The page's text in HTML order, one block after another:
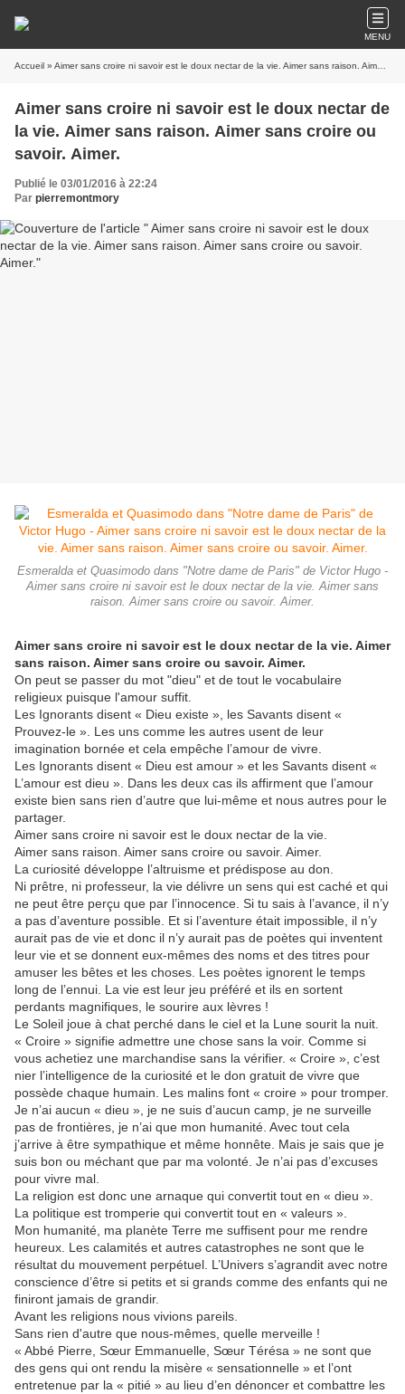
MENU
Accueil » Aimer sans croire ni savoir est le doux nectar de la vie. Aimer sans raison. Aimer sans croire ou savoir. Aimer.
Aimer sans croire ni savoir est le doux nectar de
la vie. Aimer sans raison. Aimer sans croire ou
savoir. Aimer.
Publié le 03/01/2016 à 22:24
Par pierremontmory
Esmeralda et Quasimodo dans "Notre dame de Paris" de Victor Hugo -
Aimer sans croire ni savoir est le doux nectar de la vie. Aimer sans
raison. Aimer sans croire ou savoir. Aimer.
Aimer sans croire ni savoir est le doux nectar de la vie. Aimer
sans raison. Aimer sans croire ou savoir. Aimer.
On peut se passer du mot "dieu" et de tout le vocabulaire
religieux puisque l'amour suffit.
Les Ignorants disent « Dieu existe », les Savants disent «
Prouvez-le ». Les uns comme les autres usent de leur
imagination bornée et cela empêche l’amour de vivre.
Les Ignorants disent « Dieu est amour » et les Savants disent «
L’amour est dieu ». Dans les deux cas ils affirment que l’amour
existe bien sans rien d’autre que lui-même et nous autres pour le
partager.
Aimer sans croire ni savoir est le doux nectar de la vie.
Aimer sans raison. Aimer sans croire ou savoir. Aimer.
La curiosité développe l’altruisme et prédispose au don.
Ni prêtre, ni professeur, la vie délivre un sens qui est caché et qui
ne peut être perçu que par l’innocence. Si tu sais à l’avance, il n’y
a pas d’aventure possible. Et si l’aventure était impossible, il n’y
aurait pas de vie et donc il n’y aurait pas de poètes qui inventent
leur vie et se donnent eux-mêmes des noms et des titres pour
amuser les bêtes et les choses. Les poètes ignorent le temps
long de l’ennui. La vie est leur jeu préféré et ils en sortent
perdants magnifiques, le sourire aux lèvres !
Le Soleil joue à chat perché dans le ciel et la Lune sourit la nuit.
« Croire » signifie admettre une chose sans la voir. Comme si
vous achetiez une marchandise sans la vérifier. « Croire », c’est
nier l’intelligence de la curiosité et le don gratuit de vivre que
possède chaque humain. Les malins font « croire » pour tromper.
Je n’ai aucun « dieu », je ne suis d’aucun camp, je ne surveille
pas de frontières, je n’ai que mon humanité. Avec tout cela
j’arrive à être sympathique et même honnête. Mais je sais que je
suis bon ou méchant que par ma volonté. Je n’ai pas d’excuses
pour vivre mal.
La religion est donc une arnaque qui convertit tout en « dieu ».
La politique est tromperie qui convertit tout en « valeurs ».
Mon humanité, ma planète Terre me suffisent pour me rendre
heureux. Les calamités et autres catastrophes ne sont que le
résultat du mouvement perpétuel. L’Univers s’agrandit avec notre
conscience d’être si petits et si grands comme des enfants qui ne
finiront jamais de grandir.
Avant les religions nous vivions pareils.
Sans rien d'autre que nous-mêmes, quelle merveille !
« Abbé Pierre, Sœur Emmanuelle, Sœur Térésa » ne sont que
des gens qui ont rendu la misère « sensationnelle » et l’ont
entretenue par la « pitié » au lieu d’en dénoncer et combattre les